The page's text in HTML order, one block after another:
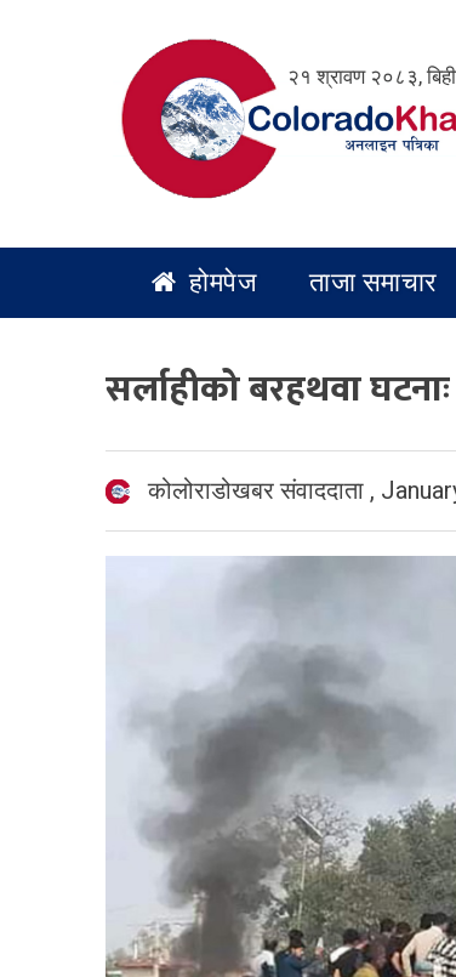
२१ श्रावण २०८३,
होमपेज ताजा समाचार
सर्लाहीको बरहथवा
कोलोराडोखबर संवाददाता ,